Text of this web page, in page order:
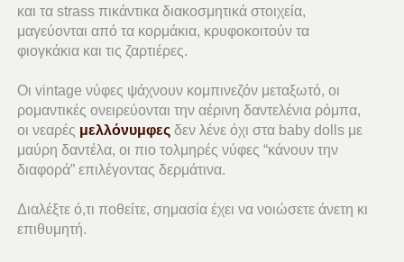
και τα strass πικάντικα διακοσμητικά στοιχεία,
μαγεύονται από τα κορμάκια, κρυφοκοιτούν τα
φιογκάκια και τις ζαρτιέρες.
Οι vintage νύφες ψάχνουν κομπινεζόν μεταξωτό, οι
ρομαντικές ονειρεύονται την αέρινη δαντελένια ρόμπα,
οι νεαρές μελλόνυμφες δεν λένε όχι στα baby dolls με
μαύρη δαντέλα, οι πιο τολμηρές νύφες “κάνουν την
διαφορά” επιλέγοντας δερμάτινα.
Διαλέξτε ό,τι ποθείτε, σημασία έχει να νοιώσετε άνετη κι
επιθυμητή.